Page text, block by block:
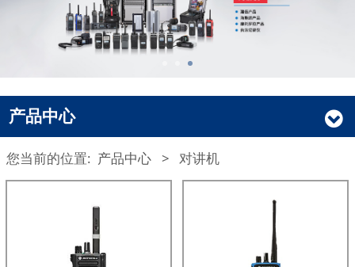
产品中心
您当前的位置: 产品中心 > 对讲机